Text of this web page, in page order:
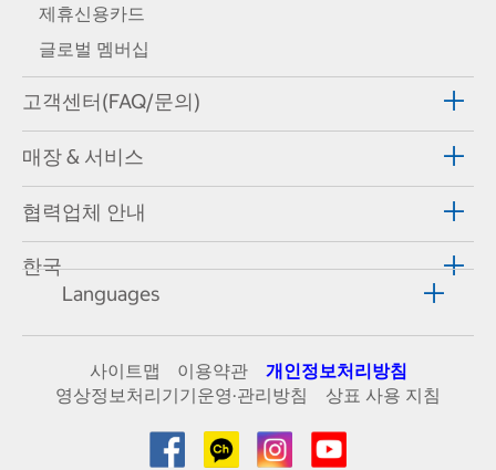
제휴신용카드
글로벌 멤버십
고객센터(FAQ/문의)
매장 & 서비스
협력업체 안내
한국
Languages
사이트맵 이용약관
개인정보처리방침
영상정보처리기기운영·관리방침
상표 사용 지침